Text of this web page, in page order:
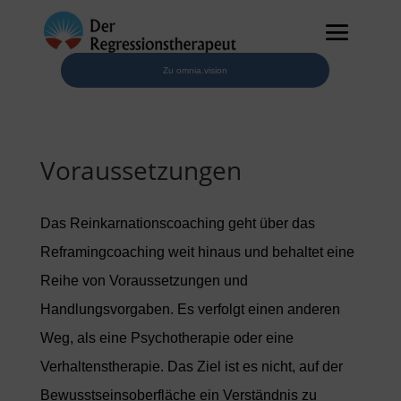
Zu omnia.vision
Voraussetzungen
Das Reinkarnationscoaching geht über das
Reframingcoaching weit hinaus und behaltet eine
Reihe von Voraussetzungen und
Handlungsvorgaben. Es verfolgt einen anderen
Weg, als eine Psychotherapie oder eine
Verhaltenstherapie. Das Ziel ist es nicht, auf der
Bewusstseinsoberfläche ein Verständnis zu